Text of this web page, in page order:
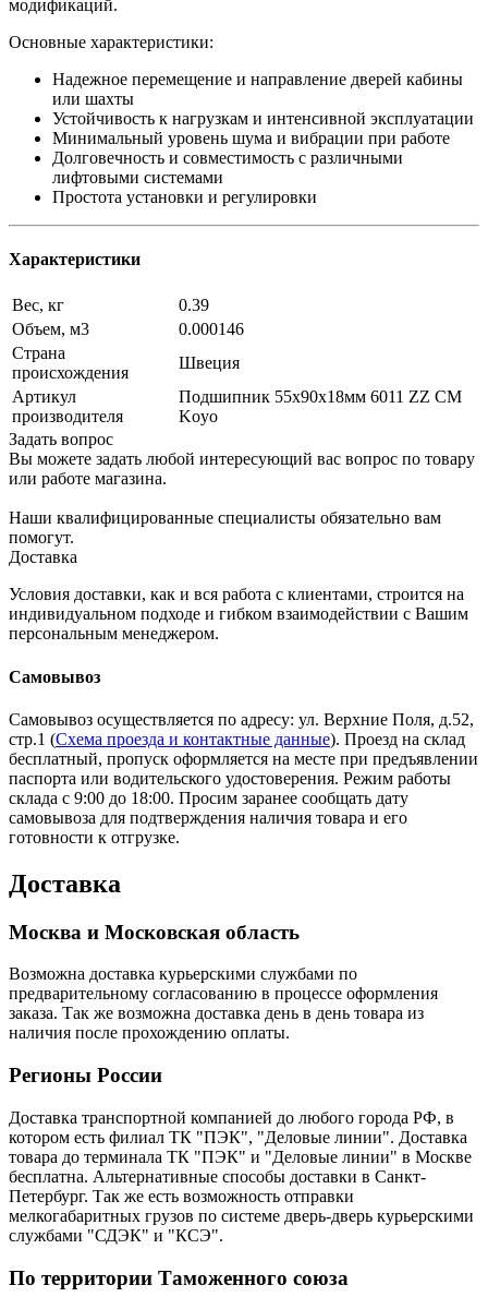
модификаций.
Основные характеристики:
Надежное перемещение и направление дверей кабины
или шахты
Устойчивость к нагрузкам и интенсивной эксплуатации
Минимальный уровень шума и вибрации при работе
Долговечность и совместимость с различными
лифтовыми системами
Простота установки и регулировки
Характеристики
Вес, кг
0.39
Объем, м3
0.000146
Страна
происхождения
Швеция
Артикул
производителя
Подшипник 55х90х18мм 6011 ZZ CM
Koyo
Задать вопрос
Вы можете задать любой интересующий вас вопрос по товару
или работе магазина.
Наши квалифицированные специалисты обязательно вам
помогут.
Доставка
Условия доставки, как и вся работа с клиентами, строится на
индивидуальном подходе и гибком взаимодействии с Вашим
персональным менеджером.
Самовывоз
Самовывоз осуществляется по адресу: ул. Верхние Поля, д.52,
стр.1 (Схема проезда и контактные данные). Проезд на склад
бесплатный, пропуск оформляется на месте при предъявлении
паспорта или водительского удостоверения. Режим работы
склада с 9:00 до 18:00. Просим заранее сообщать дату
самовывоза для подтверждения наличия товара и его
готовности к отгрузке.
Доставка
Москва и Московская область
Возможна доставка курьерскими службами по
предварительному согласованию в процессе оформления
заказа. Так же возможна доставка день в день товара из
наличия после прохождению оплаты.
Регионы России
Доставка транспортной компанией до любого города РФ, в
котором есть филиал ТК "ПЭК", "Деловые линии". Доставка
товара до терминала ТК "ПЭК" и "Деловые линии" в Москве
бесплатна. Альтернативные способы доставки в Санкт-
Петербург. Так же есть возможность отправки
мелкогабаритных грузов по системе дверь-дверь курьерскими
службами "СДЭК" и "КСЭ".
По территории Таможенного союза